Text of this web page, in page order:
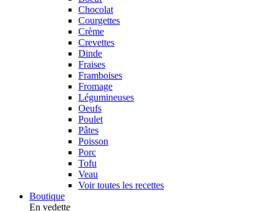
Chocolat
Courgettes
Crème
Crevettes
Dinde
Fraises
Framboises
Fromage
Légumineuses
Oeufs
Poulet
Pâtes
Poisson
Porc
Tofu
Veau
Voir toutes les recettes
Boutique
En vedette